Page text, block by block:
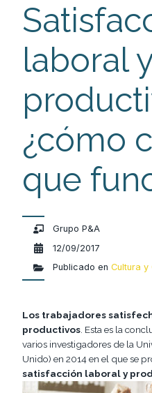
laboral
¿cómo
que
Grupo P&A
12/09/2017
Publicado en Cultura y
Los trabajadores
productivos. Esta es la
varios investigadores de la
Unido) en 2014 en el que se
satisfacción laboral y